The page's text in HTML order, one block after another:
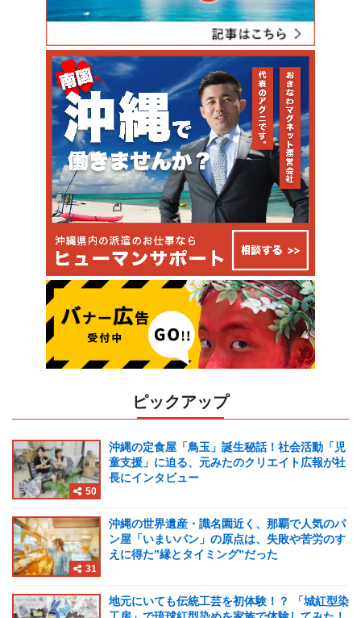
ピックアップ
50
沖縄の定食屋「鳥玉」誕生秘話！社会活動「児
童支援」に迫る、元みたのクリエイト広報が社
長にインタビュー
31
沖縄の世界遺産・識名園近く、那覇で人気のパ
ン屋「いまいパン」の原点は、失敗や苦労のす
えに得た”縁とタイミング”だった
地元にいても伝統工芸を初体験！？ 「城紅型染